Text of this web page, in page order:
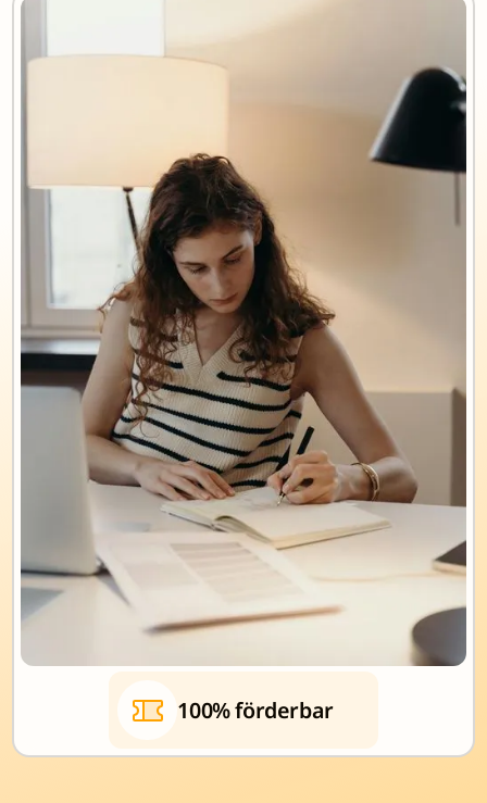
100% förderbar